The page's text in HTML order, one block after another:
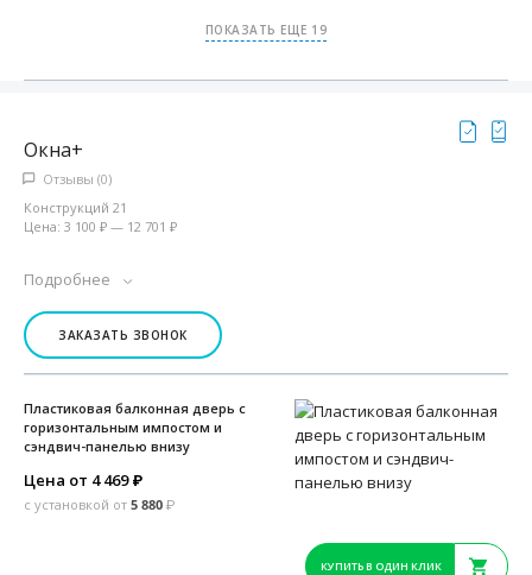
ПОКАЗАТЬ ЕЩЕ 19
Окна+
ЗАКАЗАТЬ ЗВОНОК
Отзывы (0)
Конструкций 21
Цена: 3 100 ₽ — 12 701 ₽
Подробнее
Пластиковая балконная дверь с
горизонтальным импостом и
сэндвич-панелью внизу
Цена от 4 469 ₽
с установкой от 5 880 ₽
КУПИТЬ В ОДИН КЛИК